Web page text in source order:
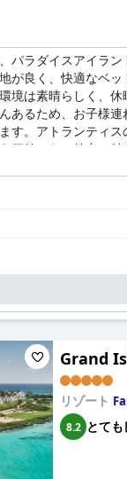
パラダイスアイラ
が良く、快適なベ
境は素晴らしく、
あるため、お子様
す。アトランティ
価値のある特定の魅
Grand
リゾート
8.2 とて